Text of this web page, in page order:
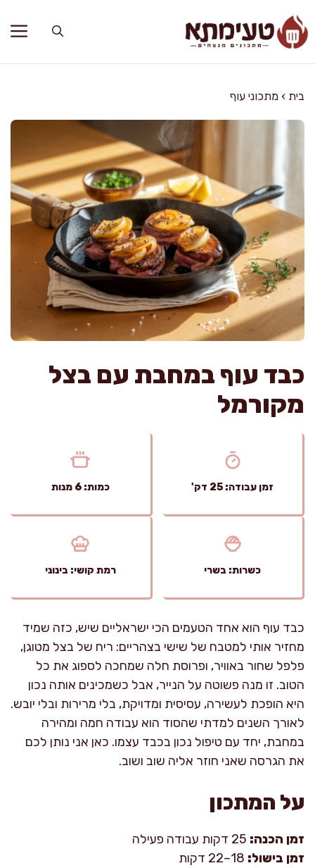
לתוכן
בית › מתכוני עוף
כבד עוף במחבת עם בצל
מקורמל
זמן עבודה: 25 דק' כמות: 6 מנות
כשרות: בשרי רמת קושי: בינוני
כבד עוף הוא אחד הטעמים הכי ישראליים שיש, כזה שמיד
מחזיר אותי למטבח של שישי בצהריים: ריח של בצל מטוגן,
פלפל שחור באוויר, ופרוסת חלה שמחכה לספוג את כל
הטוב. זו מנה פשוטה על הנייר, אבל כשמכינים אותה נכון
היא הופכת לעשירה, עסיסית ומדויקת, בלי מרירות ובלי יובש.
לאורך השנים למדתי שהסוד הוא עבודה חמה ומהירה
במחבת, יחד עם טיפול נכון בכבד עצמו. כאן אני נותן לכם
את הגרסה שאני חוזר אליה שוב ושוב.
על המתכון
זמן הכנה:
זמן בישול: